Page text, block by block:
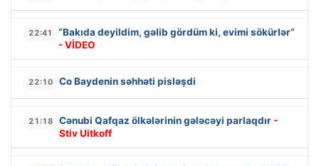
22:41
“Bakıda deyildim, gəlib gördüm ki, evimi sökürlər”
- VİDEO
22:10 Co Baydenin səhhəti pisləşdi
21:18 Cənubi Qafqaz ölkələrinin gələcəyi parlaqdır -
Stiv Uitkoff